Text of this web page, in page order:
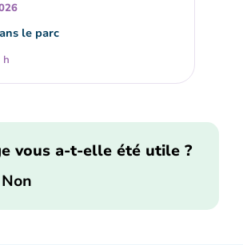
le parc
h
vous a-t-elle été utile ?